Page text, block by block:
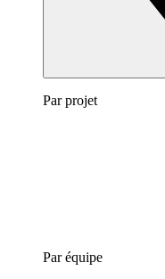
Par projet
Par équipe